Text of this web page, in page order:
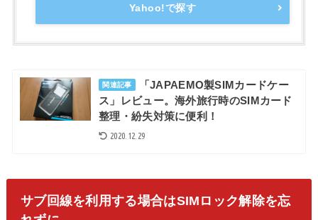
Yahoo!で探す
関連記事
「JAPAEMO製SIMカードケー
ス」レビュー。海外旅行時のSIMカード
整理・紛失対策に便利！
2020.12.29
サブ回線を利用する場合はSIMロック解除を忘